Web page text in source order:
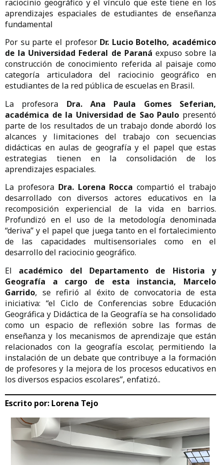
raciocinio geográfico y el vínculo que este tiene en los
aprendizajes espaciales de estudiantes de enseñanza
fundamental
Por su parte el profesor Dr. Lucio Botelho, académico
de la Universidad Federal de Paraná expuso sobre la
construcción de conocimiento referida al paisaje como
categoría articuladora del raciocinio geográfico en
estudiantes de la red pública de escuelas en Brasil.
La profesora Dra. Ana Paula Gomes Seferian,
académica de la Universidad de Sao Paulo presentó
parte de los resultados de un trabajo donde abordó los
alcances y limitaciones del trabajo con secuencias
didácticas en aulas de geografía y el papel que estas
estrategias tienen en la consolidación de los
aprendizajes espaciales.
La profesora Dra. Lorena Rocca compartió el trabajo
desarrollado con diversos actores educativos en la
recomposición experiencial de la vida en barrios.
Profundizó en el uso de la metodología denominada
“deriva” y el papel que juega tanto en el fortalecimiento
de las capacidades multisensoriales como en el
desarrollo del raciocinio geográfico.
El académico del Departamento de Historia y
Geografía a cargo de esta instancia, Marcelo
Garrido, se refirió al éxito de convocatoria de esta
iniciativa: “el Ciclo de Conferencias sobre Educación
Geográfica y Didáctica de la Geografía se ha consolidado
como un espacio de reflexión sobre las formas de
enseñanza y los mecanismos de aprendizaje que están
relacionados con la geografía escolar, permitiendo la
instalación de un debate que contribuye a la formación
de profesores y la mejora de los procesos educativos en
los diversos espacios escolares”, enfatizó..
Escrito por: Lorena Tejo